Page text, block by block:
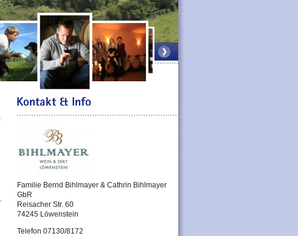
Familie Bernd Bihlmayer & Cathrin Bihlmayer
GbR
Reisacher Str. 60
74245 Löwenstein
Telefon 07130/8172